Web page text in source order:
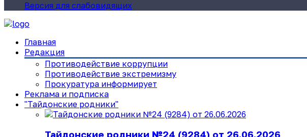
Версия для слабовидящих
Главная
Редакция
Противодействие коррупции
Противодействие экстремизму
Прокуратура информирует
Реклама и подписка
"Тайдонские родники"
Тайдонские родники №24 (9284) от 26.06.2026